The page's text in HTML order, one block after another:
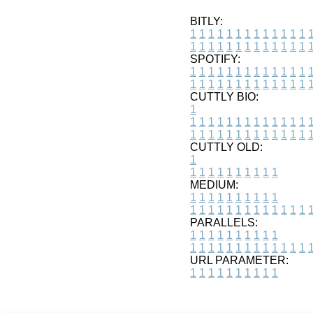
BITLY:
1 1 1 1 1 1 1 1 1 1 1 1 1 1
1 1 1 1 1 1 1 1 1 1 1 1 1 1
SPOTIFY:
1 1 1 1 1 1 1 1 1 1 1 1 1 1
1 1 1 1 1 1 1 1 1 1 1 1 1 1
CUTTLY BIO:
1
1 1 1 1 1 1 1 1 1 1 1 1 1 1
1 1 1 1 1 1 1 1 1 1 1 1 1 1
CUTTLY OLD:
1
1 1 1 1 1 1 1 1 1 1
MEDIUM:
1 1 1 1 1 1 1 1 1 1
1 1 1 1 1 1 1 1 1 1 1 1 1 1
PARALLELS:
1 1 1 1 1 1 1 1 1 1
1 1 1 1 1 1 1 1 1 1 1 1 1 1
URL PARAMETER:
1 1 1 1 1 1 1 1 1 1